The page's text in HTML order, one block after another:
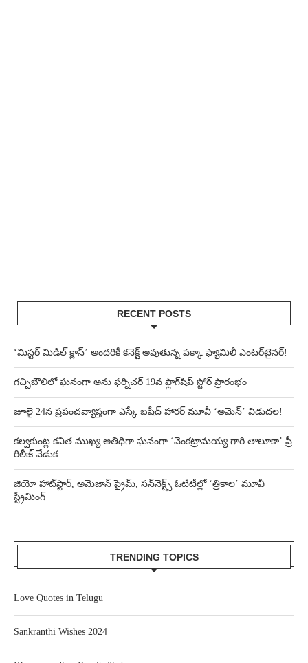
RECENT POSTS
‘మిస్టర్ మిడిల్ క్లాస్’ అందరికీ కనెక్ట్ అవుతున్న పక్కా ఫ్యామిలీ ఎంటర్‌టైనర్!
గచ్చిబౌలిలో ఘనంగా అను ఫర్నిచర్ 19వ ఫ్లాగ్‌షిప్ స్టోర్ ప్రారంభం
జూలై 24న ప్రపంచవ్యాప్తంగా ఎస్కే బషీద్‌ హారర్ మూవీ ‘అమెన్’ విడుదల!
కల్వకుంట్ల కవిత ముఖ్య అతిథిగా ఘనంగా ‘వెంకట్రామయ్య గారి తాలూకా’ ప్రీ
రిలీజ్ వేడుక
జియో హాట్‌స్టార్, అమెజాన్ ప్రైమ్, సన్‌నెక్ట్స్ ఓటీటీల్లో ‘త్రికాల’ మూవీ
స్ట్రీమింగ్
TRENDING TOPICS
Love Quotes in Telugu
Sankranthi Wishes 2024